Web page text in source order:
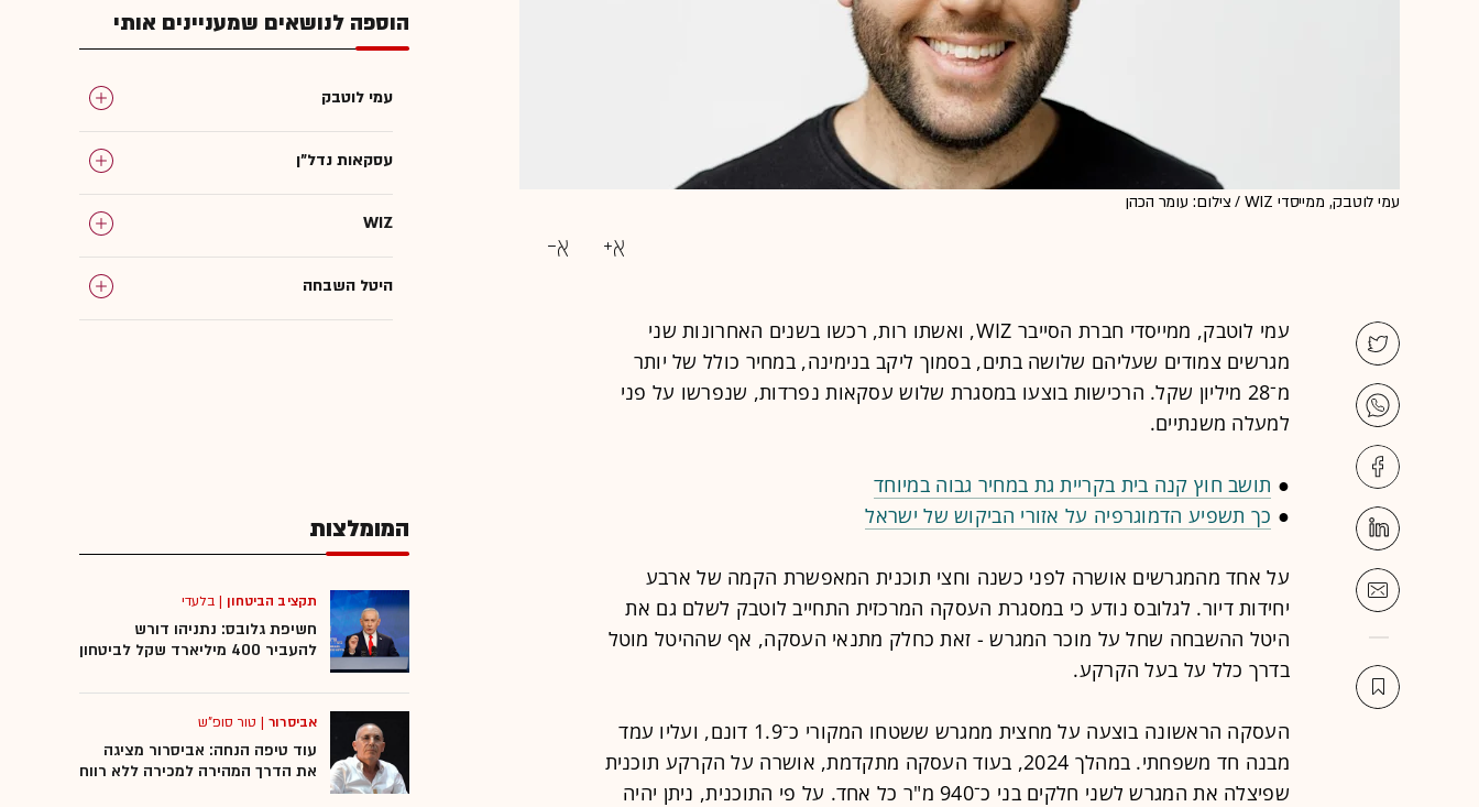
עמי לוטבק, ממייסדי WIZ / צילום: עומר הכהן
עמי לוטבק, ממייסדי חברת הסייבר WIZ, ואשתו רות, רכשו בשנים האחרונות שני
מגרשים צמודים שעליהם שלושה בתים, בסמוך ליקב בנימינה, במחיר כולל של יותר
מ־28 מיליון שקל. הרכישות בוצעו במסגרת שלוש עסקאות נפרדות, שנפרשו על פני
למעלה משנתיים.
● תושב חוץ קנה בית בקריית גת במחיר גבוה במיוחד
● כך תשפיע הדמוגרפיה על אזורי הביקוש של ישראל
על אחד מהמגרשים אושרה לפני כשנה וחצי תוכנית המאפשרת הקמה של ארבע
יחידות דיור. לגלובס נודע כי במסגרת העסקה המרכזית התחייב לוטבק לשלם גם את
היטל ההשבחה שחל על מוכר המגרש - זאת כחלק מתנאי העסקה, אף שההיטל מוטל
בדרך כלל על בעל הקרקע.
העסקה הראשונה בוצעה על מחצית ממגרש ששטחו המקורי כ־1.9 דונם, ועליו עמד
מבנה חד משפחתי. במהלך 2024, בעוד העסקה מתקדמת, אושרה על הקרקע תוכנית
שפיצלה את המגרש לשני חלקים בני כ־940 מ"ר כל אחד. על פי התוכנית, ניתן יהיה
הוספה לנושאים שמעניינים אותי
עמי לוטבק
עסקאות נדל"ן
WIZ
היטל השבחה
המומלצות
תקציב הביטחון |בלעדי
חשיפת גלובס: נתניהו דורש
להעביר 400 מיליארד שקל לביטחון
אביסרור| טור סופ"ש
עוד טיפה הנחה: אביסרור מציגה
את הדרך המהירה למכירה ללא רווח